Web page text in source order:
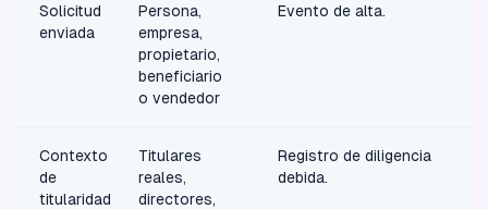
Solicitud
enviada
Persona,
empresa,
propietario,
beneficiario
o vendedor
Evento de alta.
Contexto
de
titularidad
Titulares
reales,
directores,
Registro de diligencia
debida.